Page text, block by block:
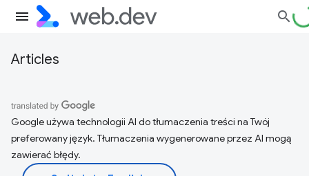
Articles
Google używa technologii AI do tłumaczenia treści na Twój
preferowany język. Tłumaczenia wygenerowane przez AI mogą
zawierać błędy.